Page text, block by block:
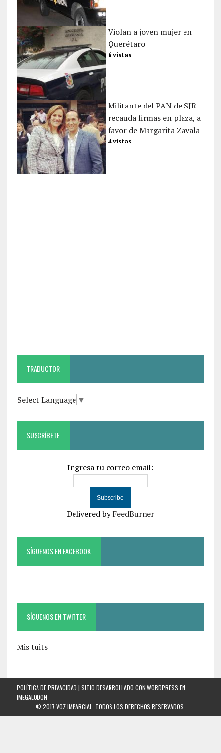
Violan a joven mujer en
Querétaro
6 vistas
Militante del PAN de SJR
recauda firmas en plaza, a
favor de Margarita Zavala
4 vistas
TRADUCTOR
Select Language ▼
SUSCRÍBETE
Ingresa tu correo email:
Delivered byFeedBurner
SÍGUENOS EN FACEBOOK
SÍGUENOS EN TWITTER
Mis tuits
POLÍTICA DE PRIVACIDAD | SITIO DESARROLLADO CON WORDPRESS EN
IMEGALODON
© 2017 VOZ IMPARCIAL. TODOS LOS DERECHOS RESERVADOS.